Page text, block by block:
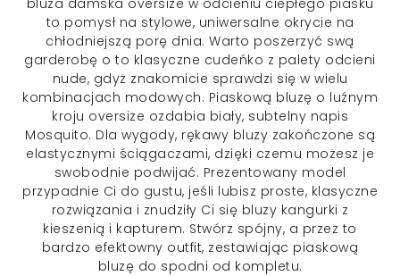
to pomysł na stylowe, uniwersalne okrycie na
chłodniejszą porę dnia. Warto poszerzyć swą
garderobę o to klasyczne cudeńko z palety odcieni
nude, gdyż znakomicie sprawdzi się w wielu
kombinacjach modowych. Piaskową bluzę o luźnym
kroju oversize ozdabia biały, subtelny napis
Mosquito. Dla wygody, rękawy bluzy zakończone są
elastycznymi ściągaczami, dzięki czemu możesz je
swobodnie podwijać. Prezentowany model
przypadnie Ci do gustu, jeśli lubisz proste, klasyczne
rozwiązania i znudziły Ci się bluzy kangurki z
kieszenią i kapturem. Stwórz spójny, a przez to
bardzo efektowny outfit, zestawiając piaskową
bluzę do spodni od kompletu.